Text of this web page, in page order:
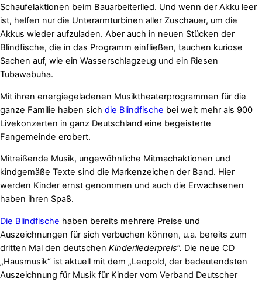
Schaufelaktionen beim Bauarbeiterlied. Und wenn der Akku leer
ist, helfen nur die Unterarmturbinen aller Zuschauer, um die
Akkus wieder aufzuladen. Aber auch in neuen Stücken der
Blindfische, die in das Programm einfließen, tauchen kuriose
Sachen auf, wie ein Wasserschlagzeug und ein Riesen
Tubawabuha.
Mit ihren energiegeladenen Musiktheaterprogrammen für die
ganze Familie haben sich die Blindfische bei weit mehr als 900
Livekonzerten in ganz Deutschland eine begeisterte
Fangemeinde erobert.
Mitreißende Musik, ungewöhnliche Mitmachaktionen und
kindgemäße Texte sind die Markenzeichen der Band. Hier
werden Kinder ernst genommen und auch die Erwachsenen
haben ihren Spaß.
Die Blindfische haben bereits mehrere Preise und
Auszeichnungen für sich verbuchen können, u.a. bereits zum
dritten Mal den deutschen Kinderliederpreis“. Die neue CD
„Hausmusik“ ist aktuell mit dem „Leopold, der bedeutendsten
Auszeichnung für Musik für Kinder vom Verband Deutscher